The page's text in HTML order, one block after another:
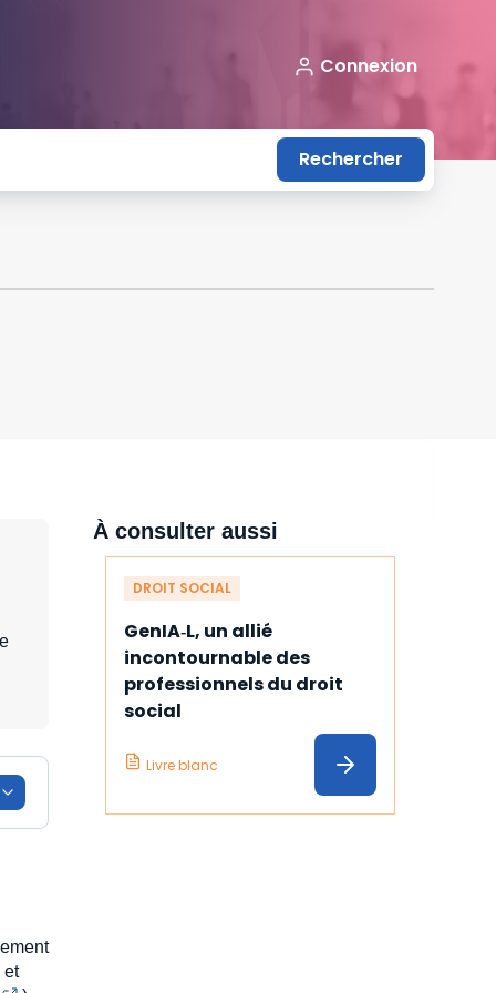
Connexion
Rechercher
et
À consulter aussi
DROIT SOCIAL
GenIA‑L, un allié
incontournable des
professionnels du droit
social
Livre blanc